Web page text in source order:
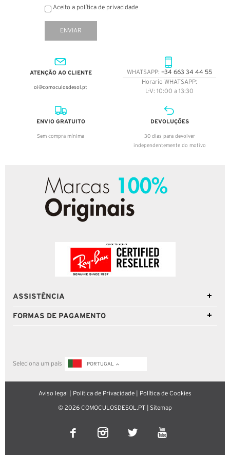
Aceito a política de privacidade
ENVIAR
ATENÇÃO AO CLIENTE
oi@comoculosdesol.pt
WHATSAPP: +34 663 34 44 55
Horario WHATSAPP:
L-V: 10:00 a 13:30
ENVIO GRATUITO
Sem compra mínima
DEVOLUÇÕES
30 dias para devolver
independentemente do motivo
ASSISTÊNCIA
FORMAS DE PAGAMENTO
Seleciona um país PORTUGAL
Aviso legal Política de Privacidade Política de Cookies
© 2026 COMOCULOSDESOL.PT | Sitemap